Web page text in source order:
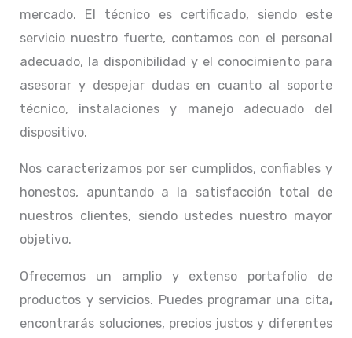
mercado. El técnico es certificado, siendo este
servicio nuestro fuerte, contamos con el personal
adecuado, la disponibilidad y el conocimiento para
asesorar y despejar dudas en cuanto al soporte
técnico, instalaciones y manejo adecuado del
dispositivo.
Nos caracterizamos por ser cumplidos, confiables y
honestos, apuntando a la satisfacción total de
nuestros clientes, siendo ustedes nuestro mayor
objetivo.
Ofrecemos un amplio y extenso portafolio de
productos y servicios. Puedes programar una cita,
encontrarás soluciones, precios justos y diferentes